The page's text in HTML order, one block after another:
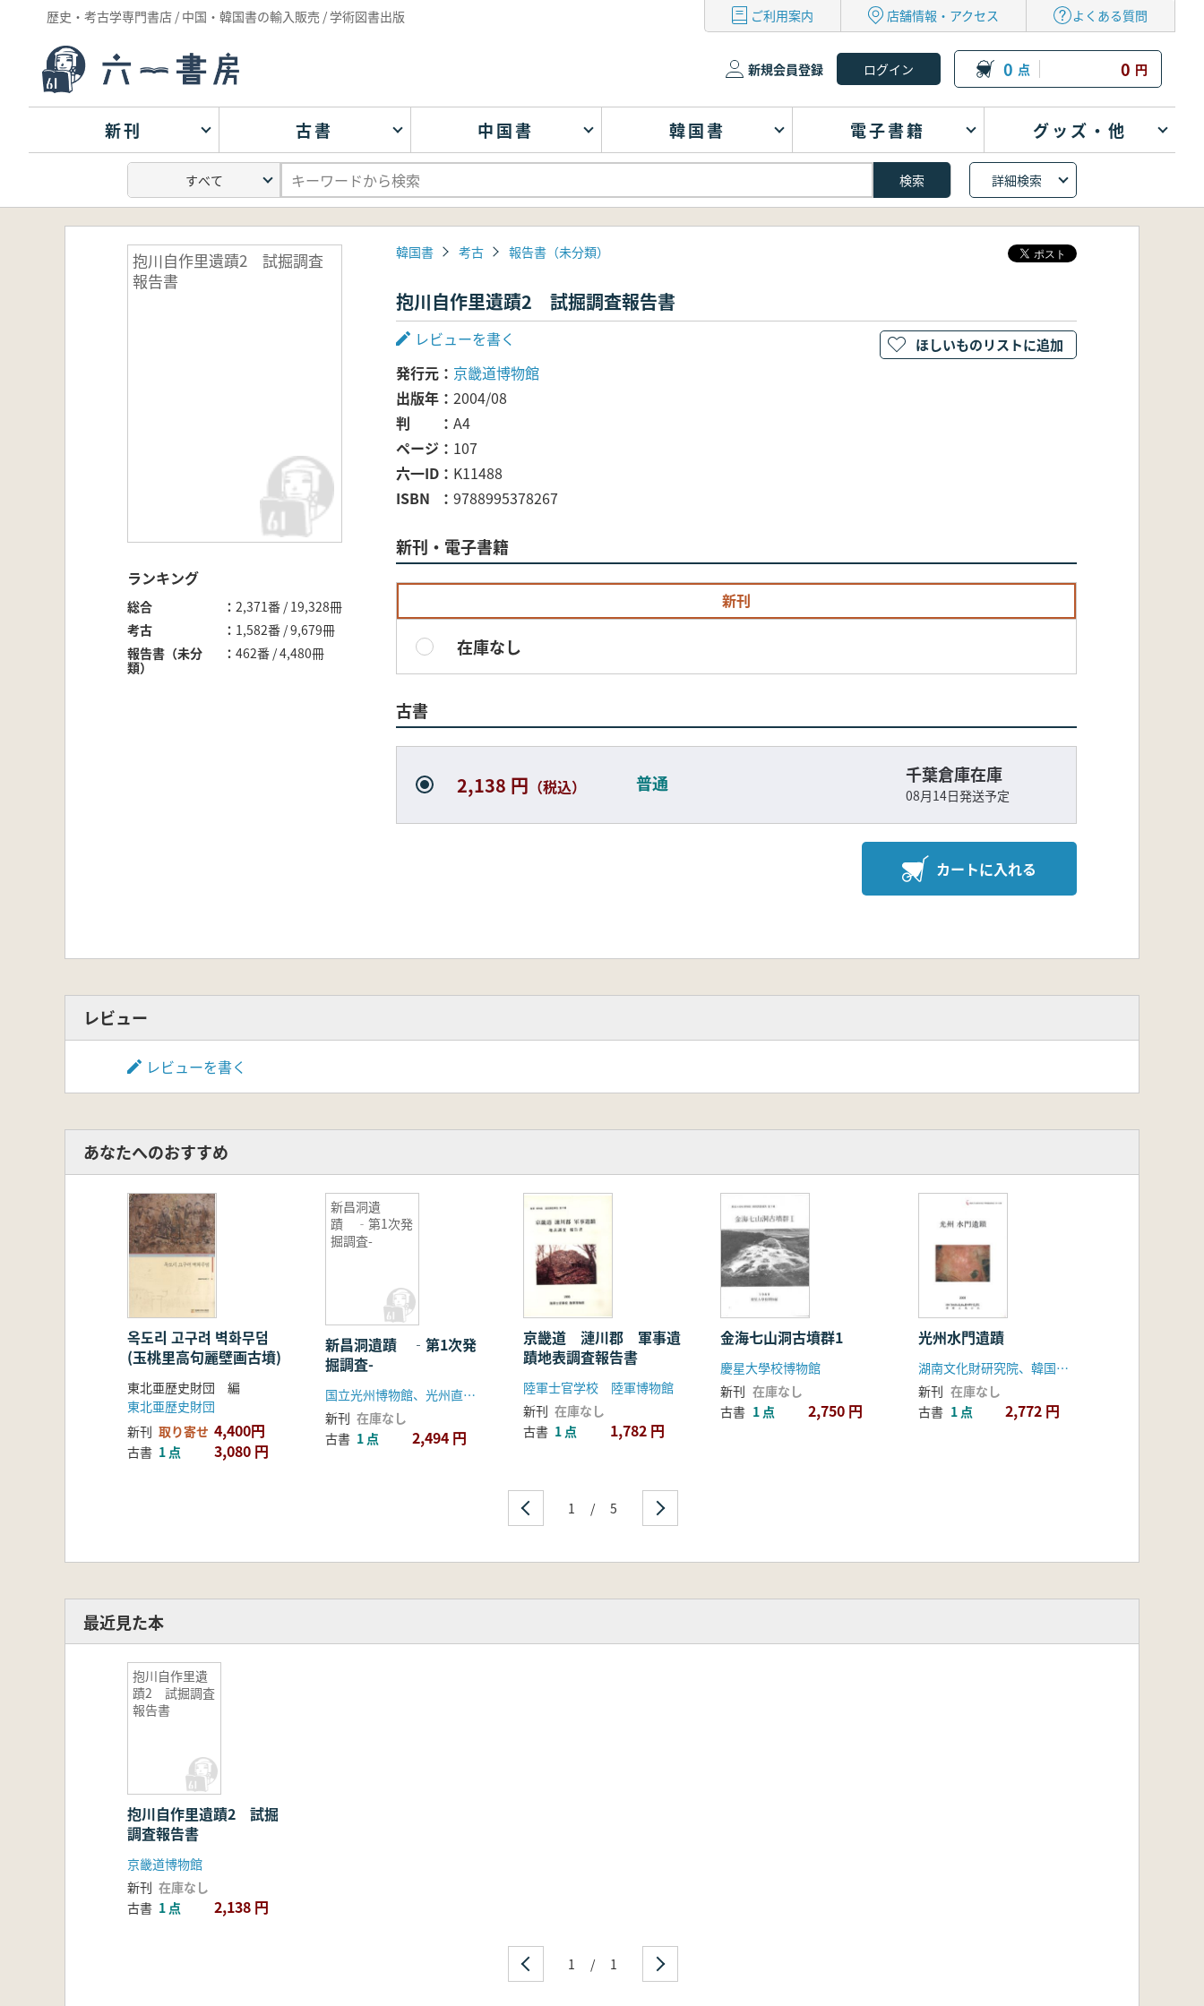
歴史・考古学専門書店 / 中国・韓国書の輸入販売 / 学術図書出版 ご利用案内 店舗情報・アクセス よくある質問
新規会員登録 0 点 0 円
新刊 古書 中国書 韓国書 電子書籍 グッズ・他
詳細検索
抱川自作里遺蹟2 試掘調査
報告書
ランキング
総合
2,371番 / 19,328冊
考古
1,582番 / 9,679冊
報告書（未分
類）
462番 / 4,480冊
韓国書 考古 報告書（未分類）
抱川自作里遺蹟2 試掘調査報告書
レビューを書く
発行元
京畿道博物館
出版年
2004/08
判
A4
ページ
107
六一ID
K11488
ISBN
9788995378267
新刊・電子書籍
新刊
在庫なし
古書
2,138 円 （税込） 普通 千葉倉庫在庫
08月14日発送予定
カートに入れる
ほしいものリストに追加
レビュー
レビューを書く
あなたへのおすすめ
옥도리 고구려 벽화무덤
(玉桃里高句麗壁画古墳)
東北亜歴史財団 編
東北亜歴史財団
新刊 取り寄せ 4,400円
古書 1 点 3,080 円
新昌洞遺
蹟 ‐第1次発
掘調査-
新昌洞遺蹟 ‐第1次発
掘調査-
国立光州博物館、光州直轄市
新刊 在庫なし
古書 1 点 2,494 円
京畿道 漣川郡 軍事遺
蹟地表調査報告書
陸軍士官学校 陸軍博物館
新刊 在庫なし
古書 1 点 1,782 円
金海七山洞古墳群1
慶星大學校博物館
新刊 在庫なし
古書 1 点 2,750 円
光州水門遺蹟
湖南文化財研究院、韓国土地公社
新刊 在庫なし
古書 1 点 2,772 円
1 / 5
最近見た本
抱川自作里遺
蹟2 試掘調査
報告書
抱川自作里遺蹟2 試掘
調査報告書
京畿道博物館
新刊 在庫なし
古書 1 点 2,138 円
1 / 1